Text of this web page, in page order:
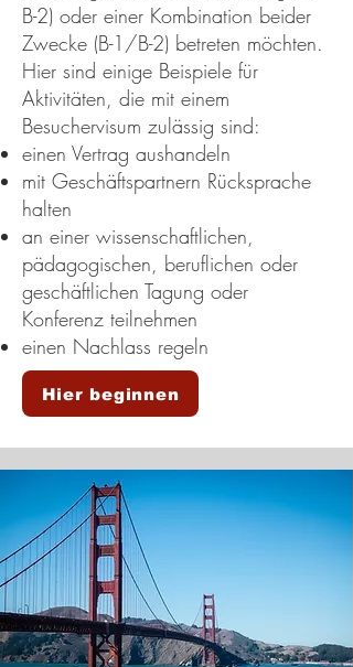
B-2) oder einer Kombination beider
Zwecke (B-1/B-2) betreten möchten.
Hier sind einige Beispiele für
Aktivitäten, die mit einem
Besuchervisum zulässig sind:
einen Vertrag aushandeln
mit Geschäftspartnern Rücksprache
halten
an einer wissenschaftlichen,
pädagogischen, beruflichen oder
geschäftlichen Tagung oder
Konferenz teilnehmen
einen Nachlass regeln
Hier beginnen